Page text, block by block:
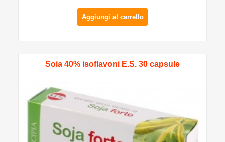
Aggiungi al carrello
Soia 40% isoflavoni E.S. 30 capsule